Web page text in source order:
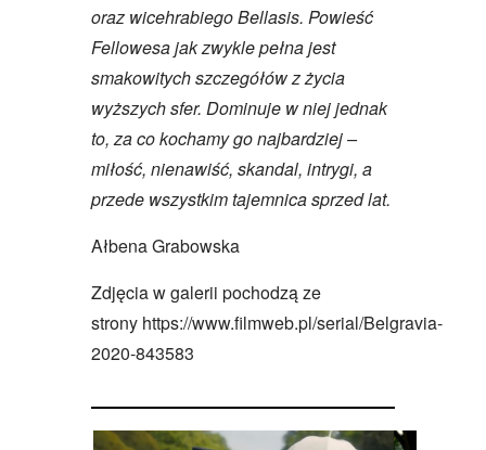
oraz wicehrabiego Bellasis. Powieść
Fellowesa jak zwykle pełna jest
smakowitych szczegółów z życia
wyższych sfer. Dominuje w niej jednak
to, za co kochamy go najbardziej –
miłość, nienawiść, skandal, intrygi, a
przede wszystkim tajemnica sprzed lat.
Ałbena Grabowska
Zdjęcia w galerii pochodzą ze
strony https://www.filmweb.pl/serial/Belgravia-
2020-843583